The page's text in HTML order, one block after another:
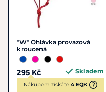
*W* Ohlávka provazová
kroucená
295 Kč Skladem
Nákupem získáte 4 EQK